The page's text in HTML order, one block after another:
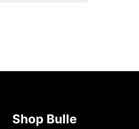
Shop Bulle